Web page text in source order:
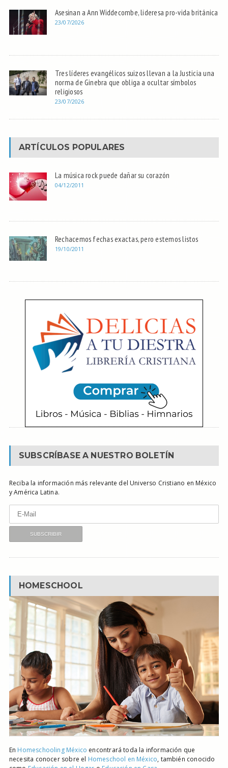
Asesinan a Ann Widdecombe, lideresa pro-vida británica
23/07/2026
Tres líderes evangélicos suizos llevan a la Justicia una
norma de Ginebra que obliga a ocultar símbolos
religiosos
23/07/2026
ARTÍCULOS POPULARES
La música rock puede dañar su corazón
04/12/2011
Rechacemos fechas exactas, pero estemos listos
19/10/2011
SUBSCRÍBASE A NUESTRO BOLETÍN
Reciba la información más relevante del Universo Cristiano en México
y América Latina.
HOMESCHOOL
En Homeschooling México encontrará toda la información que
necesita conocer sobre el Homeschool en México, también conocido